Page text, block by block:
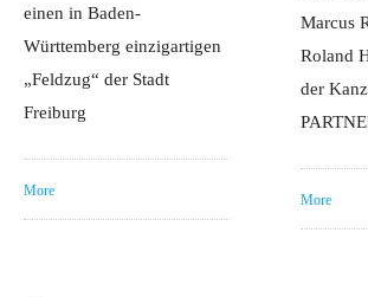
Marcus
Roland
der
More
einen in Baden-
Württemberg einzigartigen
„Feldzug“ der Stadt
Freiburg
More